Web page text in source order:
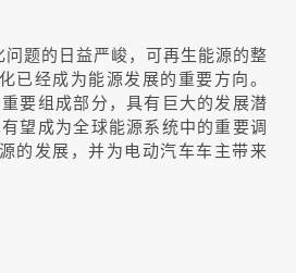
问题的日益严峻，可再生能源的整
已经成为能源发展的重要方向。
要组成部分 ，具有巨大的发展潜
望成为全球能源系统中的重要调
的发展，并为电动汽车车主带来